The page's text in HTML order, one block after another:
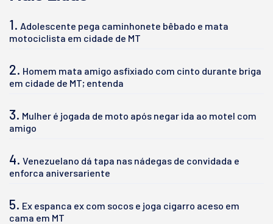
1. Adolescente pega caminhonete bêbado e mata
motociclista em cidade de MT
2. Homem mata amigo asfixiado com cinto durante briga
em cidade de MT; entenda
3. Mulher é jogada de moto após negar ida ao motel com
amigo
4. Venezuelano dá tapa nas nádegas de convidada e
enforca aniversariente
5. Ex espanca ex com socos e joga cigarro aceso em
cama em MT